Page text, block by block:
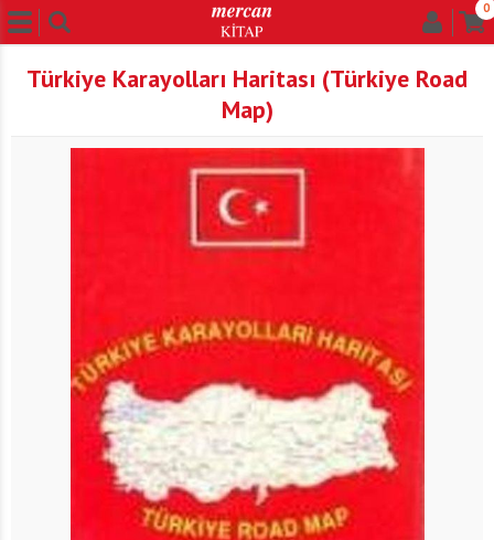
0
Türkiye Karayolları Haritası (Türkiye Road
Map)